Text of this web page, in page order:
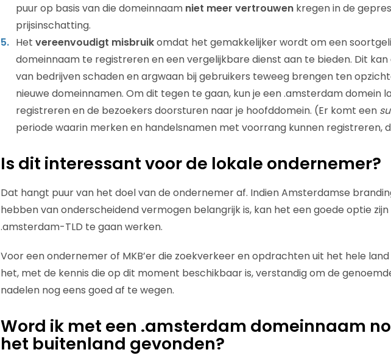
puur op basis van die domeinnaam niet meer vertrouwenkregen in de
prijsinschatting.
Het vereenvoudigt misbruikomdat het gemakkelijker wordt om een
domeinnaam te registreren en een vergelijkbare dienst aan te bieden. Dit
van bedrijven schaden en argwaan bij gebruikers teweeg brengen ten
nieuwe domeinnamen. Om dit tegen te gaan, kun je een .amsterdam domein
registreren en de bezoekers doorsturen naar je hoofddomein. (Er komt een
periode waarin merken en handelsnamen met voorrang kunnen registreren,
Is dit interessant voor de lokale ondernemer?
Dat hangt puur van het doel van de ondernemer af. Indien Amsterdamse
hebben van onderscheidend vermogen belangrijk is, kan het een goede optie
.amsterdam-TLD te gaan werken.
Voor een ondernemer of MKB’er die zoekverkeer en opdrachten uit het hele land
het, met de kennis die op dit moment beschikbaar is, verstandig om de
nadelen nog eens goed af te wegen.
Word ik met een .amsterdam domeinnaam
het buitenland gevonden?